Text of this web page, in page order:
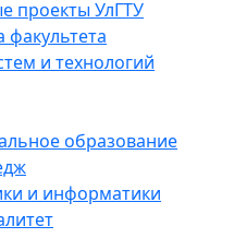
проекты УлГТУ
и технологий
образование
и информатики